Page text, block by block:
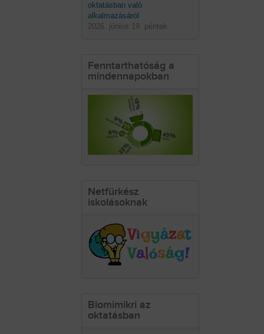
oktatásban való
alkalmazásáról
2026. június 19. péntek.
Fenntarthatóság a
mindennapokban
Netfürkész
iskolásoknak
Biomimikri az
oktatásban